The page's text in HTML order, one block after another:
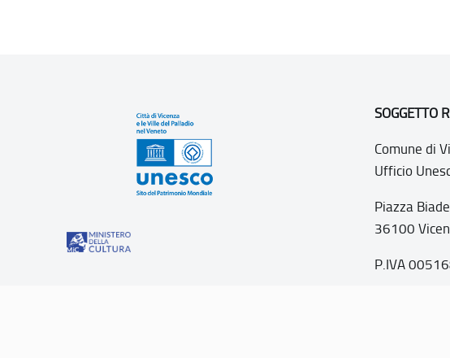
SOGGETTO
Comune di
Ufficio
Piazza
36100
P.IVA